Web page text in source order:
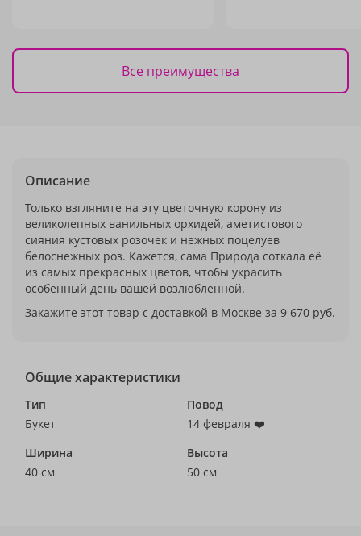
Все преимущества
Описание
Только взгляните на эту цветочную корону из
великолепных ванильных орхидей, аметистового
сияния кустовых розочек и нежных поцелуев
белоснежных роз. Кажется, сама Природа соткала её
из самых прекрасных цветов, чтобы украсить
особенный день вашей возлюбленной.
Закажите этот товар с доставкой в Москве за 9 670 руб.
Общие характеристики
Тип
Букет
Повод
14 февраля ❤️
Ширина
40 см
Высота
50 см